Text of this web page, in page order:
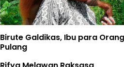
Birute Galdikas, Ibu para
Pulang